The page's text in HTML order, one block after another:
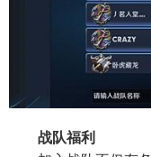
战队福利